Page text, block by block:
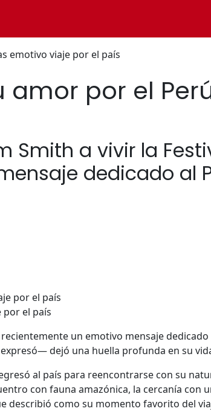
emotivo viaje por el país
amor por el
Smith a vivir la
dedicado al
por el país
un emotivo mensaje
dejó una huella profunda en su
al país para reencontrarse con su
con fauna amazónica, la cercanía con
describió como su momento favorito del